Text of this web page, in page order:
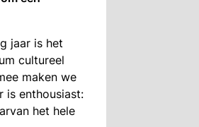
jaar is het
cultureel
maken we
is enthousiast:
het hele